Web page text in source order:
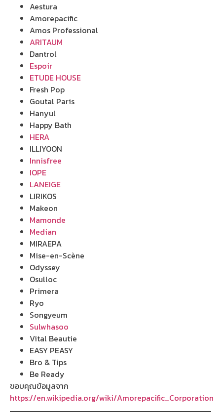
Aestura
Amorepacific
Amos Professional
ARITAUM
Dantrol
Espoir
ETUDE HOUSE
Fresh Pop
Goutal Paris
Hanyul
Happy Bath
HERA
ILLIYOON
Innisfree
IOPE
LANEIGE
LIRIKOS
Makeon
Mamonde
Median
MIRAEPA
Mise-en-Scène
Odyssey
Osulloc
Primera
Ryo
Songyeum
Sulwhasoo
Vital Beautie
EASY PEASY
Bro & Tips
Be Ready
ขอบคุณข้อมูลจาก
https://en.wikipedia.org/wiki/Amorepacific_Corporation